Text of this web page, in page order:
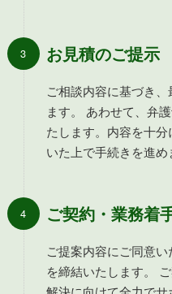
お見積のご提示
ご相談内容に基づき
ます。 あわせて、弁
たします。内容を十
いた上で手続きを進め
ご契約・業務着
ご提案内容にご同意
を締結いたします。